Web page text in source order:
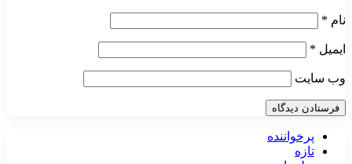
نام *
ایمیل *
وب‌ سایت
پرخواننده
تازه